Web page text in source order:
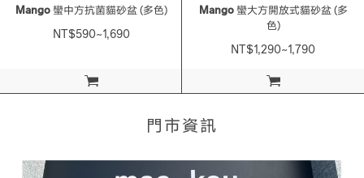
加入購物車
Mango蠻中方抗菌貓砂盆 (多色)
NT$590~1,690
加入購物車
Mango蠻大方開放式貓砂盆 (多
色)
NT$1,290~1,790
門市資訊